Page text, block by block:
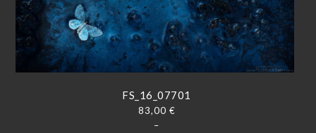
FS_16_07701
83,00 €
–